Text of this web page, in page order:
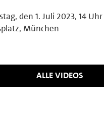
den 1. Juli 2023, 14 Uhr
München
ALLE VIDEOS